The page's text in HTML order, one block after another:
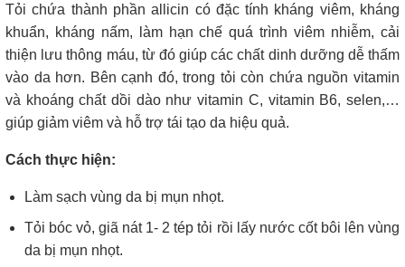
Tỏi chứa thành phần allicin có đặc tính kháng viêm, kháng
khuẩn, kháng nấm, làm hạn chế quá trình viêm nhiễm, cải
thiện lưu thông máu, từ đó giúp các chất dinh dưỡng dễ thấm
vào da hơn. Bên cạnh đó, trong tỏi còn chứa nguồn vitamin
và khoáng chất dồi dào như vitamin C, vitamin B6, selen,…
giúp giảm viêm và hỗ trợ tái tạo da hiệu quả.
Cách thực hiện:
Làm sạch vùng da bị mụn nhọt.
Tỏi bóc vỏ, giã nát 1- 2 tép tỏi rồi lấy nước cốt bôi lên vùng
da bị mụn nhọt.